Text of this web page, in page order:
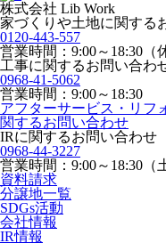
株式会社 Lib Work
家づくりや土地に関する
0120-443-557
営業時間：9:00～18:30（
工事に関するお問い合わ
0968-41-5062
営業時間：9:00～18:30
アフターサービス・リフ
関するお問い合わせ
IRに関するお問い合わせ
0968-44-3227
営業時間：9:00～18:30（
資料請求
分譲地一覧
SDGs活動
会社情報
IR情報